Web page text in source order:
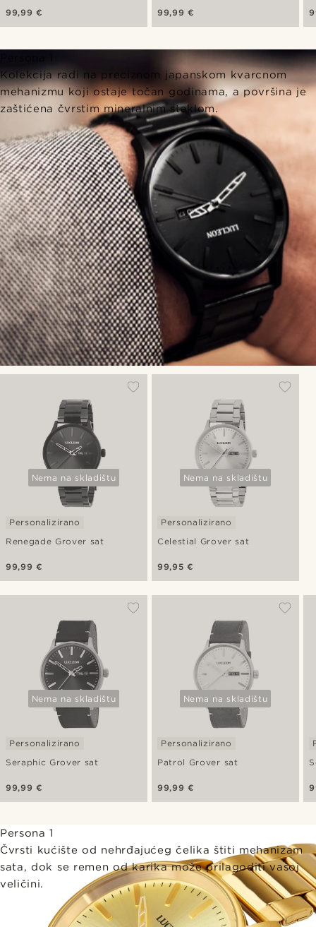
99,99 € 99,99 €
Kolekcija radi na preciznom japanskom kvarcnom
mehanizmu koji ostaje točan godinama, a površina je
zaštićena čvrstim mineralnim staklom.
Nema na skladištu
Renegade Grover sat
Personalizirano
99,99 €
Nema na skladištu
Celestial Grover sat
Personalizirano
99,95 €
Nema na skladištu
Seraphic Grover sat
Personalizirano
99,99 €
Nema na skladištu
Patrol Grover sat
Personalizirano
99,99 €
Persona 1
Čvrsti kućište od nehrđajućeg čelika štiti mehanizam
sata, dok se remen od karika može prilagoditi vašoj
veličini.